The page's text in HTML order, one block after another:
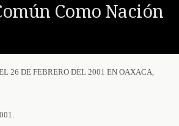
Como Nación
26 DE FEBRERO DEL 2001 EN OAXACA,